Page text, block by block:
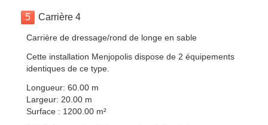
5 Carrière 4
Carrière de dressage/rond de longe en sable
Cette installation Menjopolis dispose de 2 équipements
identiques de ce type.
Longueur: 60.00 m
Largeur: 20.00 m
Surface : 1200.00 m²